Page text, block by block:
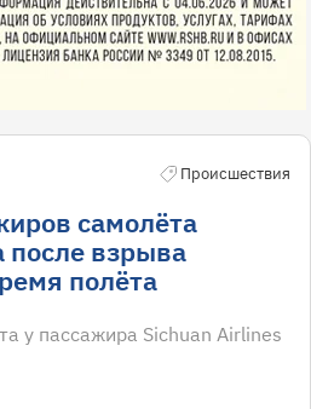
Происшествия
самолёта
после взрыва
полёта
у пассажира Sichuan Airlines